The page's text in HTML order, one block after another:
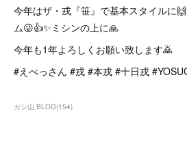
今年はザ・戎『笹』で基本スタイルに
ム😜👍✨ミシンの上に🙏
今年も1年よろしくお願い致します🙇
#えべっさん #戎 #本戎 #十日戎
ガシ山 BLOG(154)